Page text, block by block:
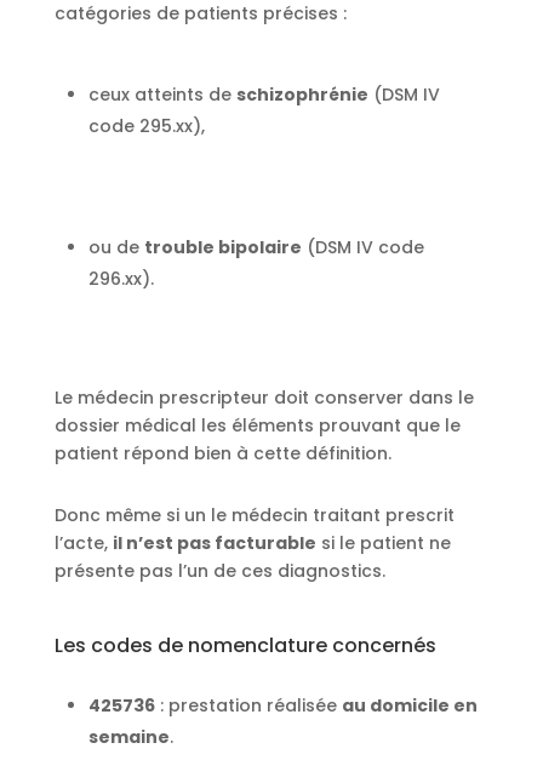
catégories de patients précises :
ceux atteints de schizophrénie (DSM IV
code 295.xx),
ou de trouble bipolaire (DSM IV code
296.xx).
Le médecin prescripteur doit conserver dans le
dossier médical les éléments prouvant que le
patient répond bien à cette définition.
Donc même si un le médecin traitant prescrit
l’acte, il n’est pas facturable si le patient ne
présente pas l’un de ces diagnostics.
Les codes de nomenclature concernés
425736: prestation réalisée au domicile en
semaine.